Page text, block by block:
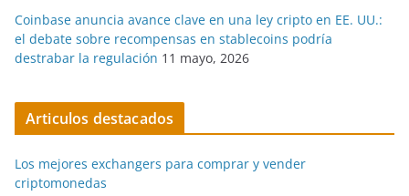
Coinbase anuncia avance clave en una ley cripto en EE. UU.:
el debate sobre recompensas en stablecoins podría
destrabar la regulación 11 mayo, 2026
Articulos destacados
Los mejores exchangers para comprar y vender
criptomonedas